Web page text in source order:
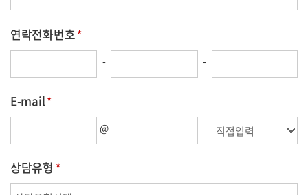
연락전화번호
- -
E-mail
@
상담유형